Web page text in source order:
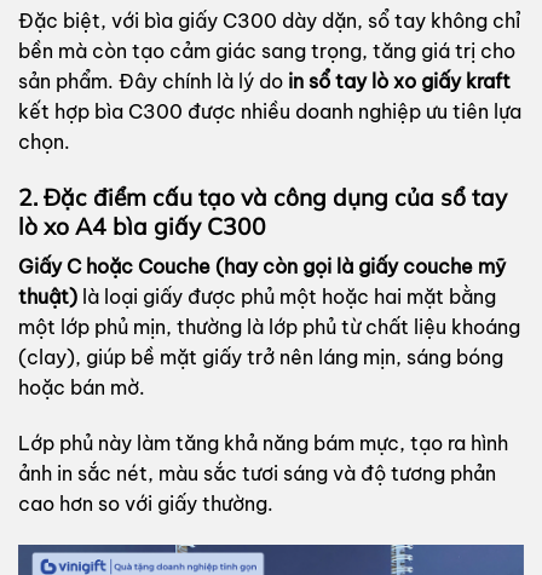
Đặc biệt, với bìa giấy C300 dày dặn, sổ tay không chỉ
bền mà còn tạo cảm giác sang trọng, tăng giá trị cho
sản phẩm. Đây chính là lý do in sổ tay lò xo giấy kraft
kết hợp bìa C300 được nhiều doanh nghiệp ưu tiên lựa
chọn.
2. Đặc điểm cấu tạo và công dụng của sổ tay
lò xo A4 bìa giấy C300
Giấy C hoặc Couche (hay còn gọi là giấy couche mỹ
thuật) là loại giấy được phủ một hoặc hai mặt bằng
một lớp phủ mịn, thường là lớp phủ từ chất liệu khoáng
(clay), giúp bề mặt giấy trở nên láng mịn, sáng bóng
hoặc bán mờ.
Lớp phủ này làm tăng khả năng bám mực, tạo ra hình
ảnh in sắc nét, màu sắc tươi sáng và độ tương phản
cao hơn so với giấy thường.